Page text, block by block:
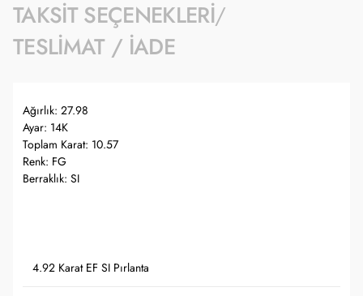
TAKSIT SEÇENEKLERI
TESLIMAT / İADE
Ağırlık: 27.98
Ayar: 14K
Toplam Karat: 10.57
Renk: FG
Berraklık: SI
4.92 Karat EF SI Pırlanta